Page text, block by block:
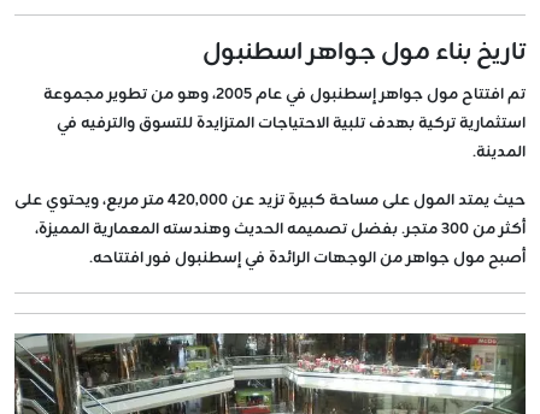
تاريخ بناء مول جواهر اسطنبول
تم افتتاح مول جواهر إسطنبول في عام 2005، وهو من تطوير مجموعة
استثمارية تركية بهدف تلبية الاحتياجات المتزايدة للتسوق والترفيه في
المدينة.
حيث يمتد المول على مساحة كبيرة تزيد عن 420,000 متر مربع، ويحتوي على
أكثر من 300 متجر. بفضل تصميمه الحديث وهندسته المعمارية المميزة،
أصبح مول جواهر من الوجهات الرائدة في إسطنبول فور افتتاحه.